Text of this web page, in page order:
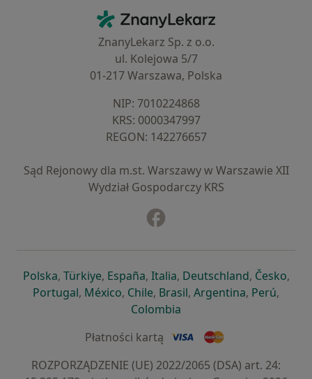
ZnanyLekarz - Strona główna
ZnanyLekarz Sp. z o.o.
ul. Kolejowa 5/7
01-217 Warszawa, Polska
NIP: ⁠7010224868
KRS: ⁠0000347997
REGON: ⁠142276657
Sąd Rejonowy dla m.st. Warszawy w Warszawie XII
Wydział Gospodarczy KRS
Polskaotwiera się w nowej karcie
, Türkiyeotwiera się w nowej karcie
, Españaotwiera się w nowej karcie
, Italiaotwiera się w nowej
, Deutschlandotwiera się
, Česko,
Portugalotwiera się w nowej karcie
, Méxicootwiera się w nowej karcie
, Chileotwiera się w nowej karcie
, Brasilotwiera się w nowej
, Argentinaotwiera się
, Perú,
Colombia
Płatności kartą
ROZPORZĄDZENIE (UE) 2022/2065 (DSA) art. 24: